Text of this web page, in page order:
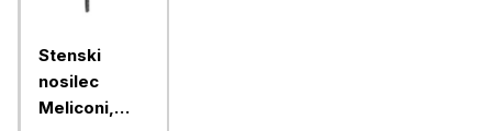
Stenski
nosilec
Meliconi,